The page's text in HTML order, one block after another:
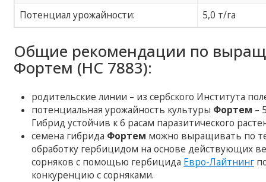
Потенциал урожайности:
5,0 т/га
Общие рекомендации по
Фортем (НС 7883):
родительские линии – из сербского Института
потенциальная урожайность культуры Фортем –
Гибрид устойчив к 6 расам паразитического
семена гибрида Фортем можно выращивать по
обработку гербицидом на основе действующих
сорняков с помощью гербицида Евро-Лайтнинг
конкуренцию с сорняками.